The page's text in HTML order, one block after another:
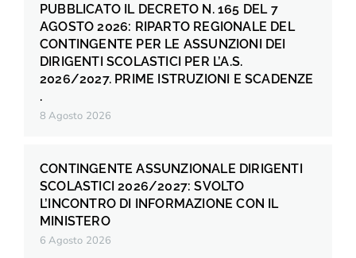
PUBBLICATO IL DECRETO N. 165 DEL 7
AGOSTO 2026: RIPARTO REGIONALE DEL
CONTINGENTE PER LE ASSUNZIONI DEI
DIRIGENTI SCOLASTICI PER L’A.S.
2026/2027. PRIME ISTRUZIONI E SCADENZE
.
8 Agosto 2026
CONTINGENTE ASSUNZIONALE DIRIGENTI
SCOLASTICI 2026/2027: SVOLTO
L’INCONTRO DI INFORMAZIONE CON IL
MINISTERO
6 Agosto 2026